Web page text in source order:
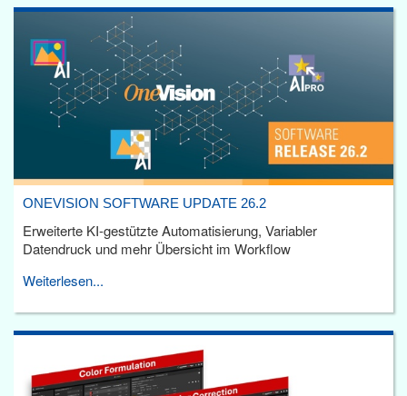
ONEVISION SOFTWARE UPDATE 26.2
Erweiterte KI-gestützte Automatisierung, Variabler
Datendruck und mehr Übersicht im Workflow
Weiterlesen...